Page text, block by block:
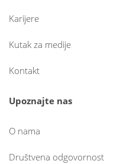
Karijere
Kutak za medije
Kontakt
Upoznajte nas
O nama
Društvena odgovornost